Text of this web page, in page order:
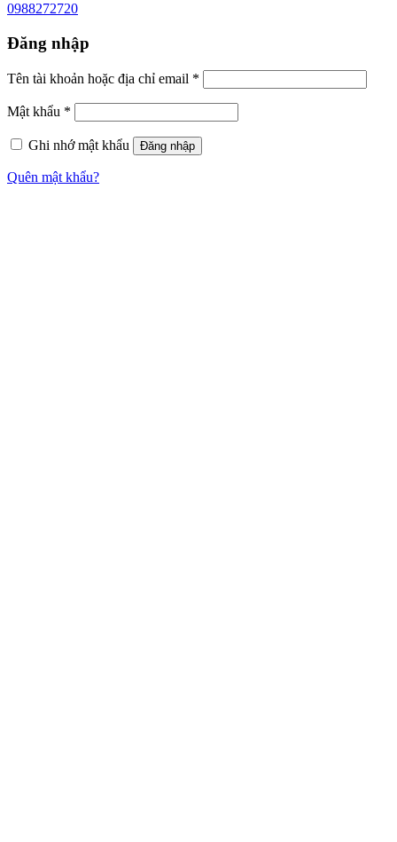
0988272720
Đăng nhập
Tên tài khoản hoặc địa chỉ email *
Mật khẩu *
Ghi nhớ mật khẩu Đăng nhập
Quên mật khẩu?